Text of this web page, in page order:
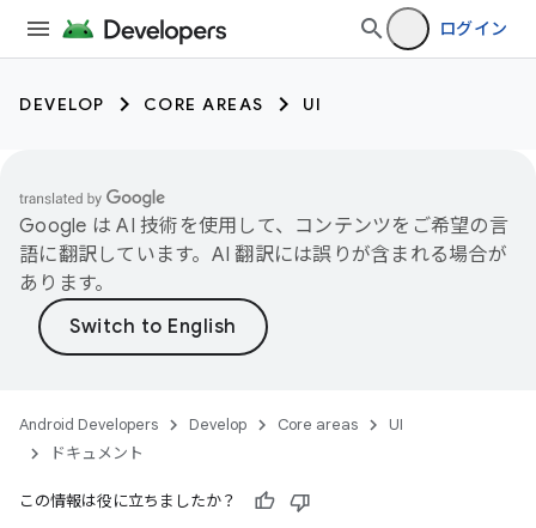
ログイン
DEVELOP CORE AREAS UI
Google は AI 技術を使用して、コンテンツをご希望の言
語に翻訳しています。AI 翻訳には誤りが含まれる場合が
あります。
Android Developers Develop Core areas
UI
ドキュメント
この情報は役に立ちましたか？